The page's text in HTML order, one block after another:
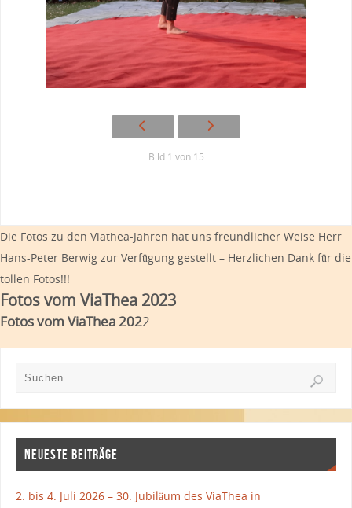
Bild 1 von 15
Die Fotos zu den Viathea-Jahren hat uns freundlicher Weise Herr
Hans-Peter Berwig zur Verfügung gestellt – Herzlichen Dank für die
tollen Fotos!!!
Fotos vom ViaThea 2023
Fotos vom ViaThea 2022
NEUESTE BEITRÄGE
2. bis 4. Juli 2026 – 30. Jubiläum des ViaThea in